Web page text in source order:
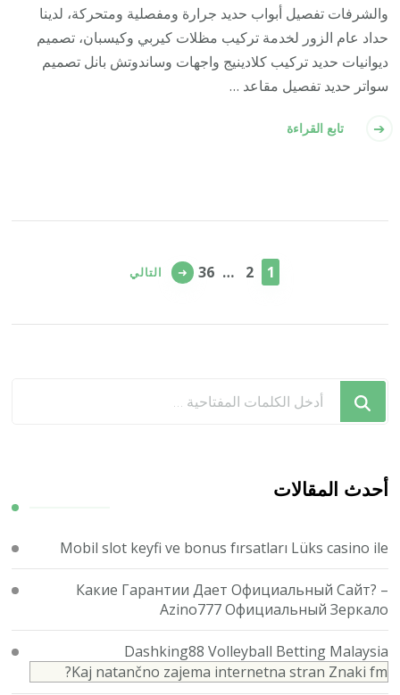
والشرفات تفصيل أبواب حديد جرارة ومفصلية ومتحركة، لدينا
حداد عام الزور لخدمة تركيب مظلات كيربي وكيسبان، تصميم
ديوانيات حديد تركيب كلادينيج واجهات وساندوتش بانل تصميم
سواتر حديد تفصيل مقاعد …
تابع القراءة
صفحة
1 صفحة
2
… صفحة
36 التالي
هل
تبحث
ما؟
أحدث المقالات
Mobil slot keyfi ve bonus fırsatları Lüks casino ile
Какие Гарантии Дает Официальный Сайт? –
Azino777 Официальный Зеркало
Dashking88 Volleyball Betting Malaysia
Kaj natančno zajema internetna stran Znaki fm?